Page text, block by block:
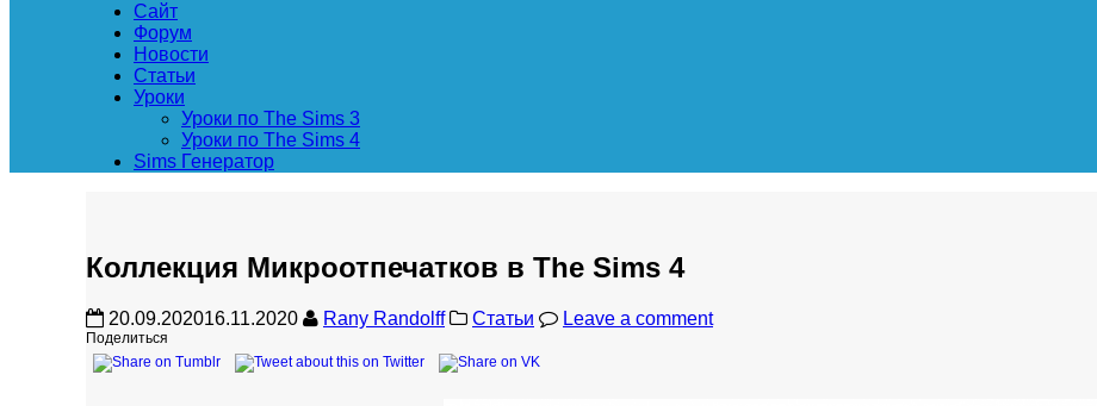
Сайт
Форум
Новости
Статьи
Уроки
Уроки по The Sims 3
Уроки по The Sims 4
Sims Генератор
Коллекция Микроотпечатков в The Sims 4
20.09.202016.11.2020 Rany Randolff Статьи Leave a comment
Поделиться